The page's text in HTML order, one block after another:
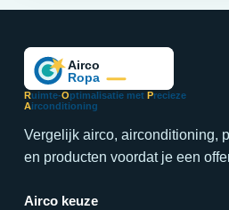
Ruimte-Optimalisatie met Precieze
Airconditioning
Vergelijk airco, airconditioning,
en producten voordat je een
Airco keuze